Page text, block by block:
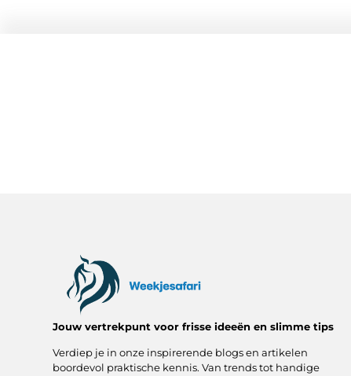
Jouw vertrekpunt voor frisse ideeën en slimme tips
Verdiep je in onze inspirerende blogs en artikelen
boordevol praktische kennis. Van trends tot handige